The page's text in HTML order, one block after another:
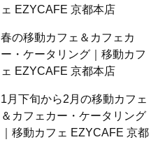
ェ EZYCAFE 京都本店
春の移動カフェ＆カフェカ
ー・ケータリング｜移動カフ
ェ EZYCAFE 京都本店
1月下旬から2月の移動カフェ
＆カフェカー・ケータリング
｜移動カフェ EZYCAFE 京都